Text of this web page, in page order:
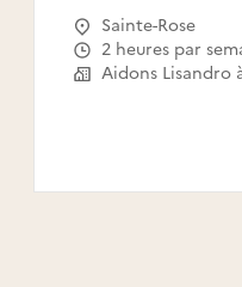
Sainte-Rose
2 heures par